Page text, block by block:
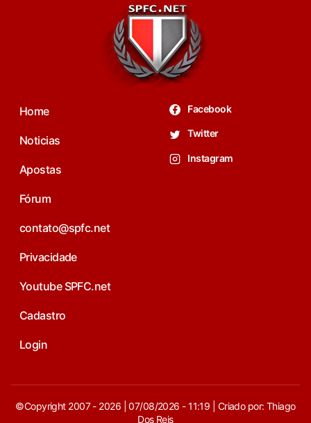
Home
Noticias
Apostas
Fórum
contato@spfc.net
Privacidade
Youtube SPFC.net
Cadastro
Login
Facebook
Twitter
Instagram
©Copyright 2007 - 2026 | 07/08/2026 - 11:19 | Criado por: Thiago
Dos Reis